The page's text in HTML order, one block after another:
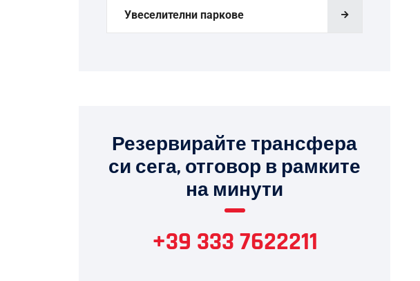
Увеселителни паркове
Резервирайте трансфера
си сега, отговор в рамките
на минути
+39 333 7622211